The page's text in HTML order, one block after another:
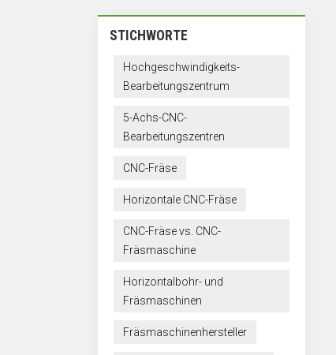
STICHWORTE
Hochgeschwindigkeits-
Bearbeitungszentrum
5-Achs-CNC-
Bearbeitungszentren
CNC-Fräse
Horizontale CNC-Fräse
CNC-Fräse vs. CNC-
Fräsmaschine
Horizontalbohr- und
Fräsmaschinen
Fräsmaschinenhersteller